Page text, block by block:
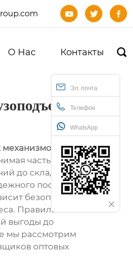
  
О Нас Контакты 
Эл. почта
Телефон
WhatsApp
часть многих
до складов и
поставщика
безопасность
Правильный
выгоды до
мы рассмотрим
оптовых